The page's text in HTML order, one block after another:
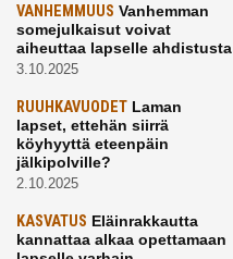
VANHEMMUUS Vanhemman
somejulkaisut voivat
aiheuttaa lapselle ahdistusta
3.10.2025
RUUHKAVUODET Laman
lapset, ettehän siirrä
köyhyyttä eteenpäin
jälkipolville?
2.10.2025
KASVATUS Eläinrakkautta
kannattaa alkaa opettamaan